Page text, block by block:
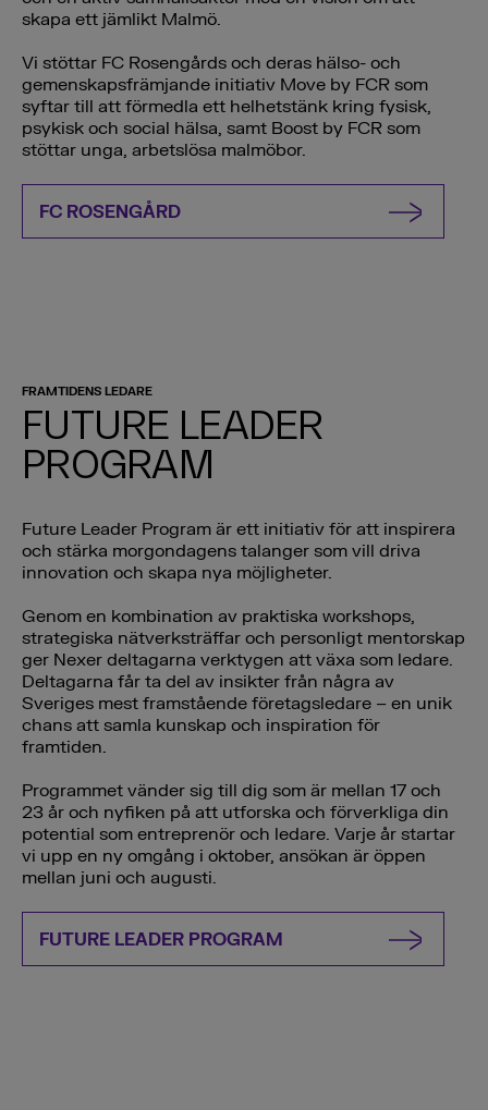
skapa ett jämlikt Malmö.
Vi stöttar FC Rosengårds och deras hälso- och
gemenskapsfrämjande initiativ Move by FCR som
syftar till att förmedla ett helhetstänk kring fysisk,
psykisk och social hälsa, samt Boost by FCR som
stöttar unga, arbetslösa malmöbor.
FC ROSENGÅRD
FRAMTIDENS LEDARE
FUTURE LEADER
PROGRAM
Future Leader Program är ett initiativ för att inspirera
och stärka morgondagens talanger som vill driva
innovation och skapa nya möjligheter.
Genom en kombination av praktiska workshops,
strategiska nätverksträffar och personligt mentorskap
ger Nexer deltagarna verktygen att växa som ledare.
Deltagarna får ta del av insikter från några av
Sveriges mest framstående företagsledare – en unik
chans att samla kunskap och inspiration för
framtiden.
Programmet vänder sig till dig som är mellan 17 och
23 år och nyfiken på att utforska och förverkliga din
potential som entreprenör och ledare. Varje år startar
vi upp en ny omgång i oktober, ansökan är öppen
mellan juni och augusti.
FUTURE LEADER PROGRAM